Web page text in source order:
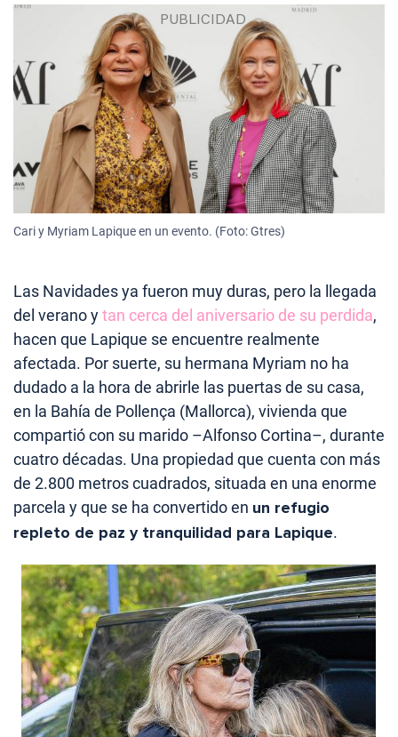
Cari y Myriam Lapique en un evento. (Foto: Gtres)
Las Navidades ya fueron muy duras, pero la llegada
del verano ytan cerca del aniversario de su perdida,
hacen que Lapique se encuentre realmente
afectada. Por suerte, su hermana Myriam no ha
dudado a la hora de abrirle las puertas de su casa,
en la Bahía de Pollença (Mallorca), vivienda que
compartió con su marido –Alfonso Cortina–, durante
cuatro décadas. Una propiedad que cuenta con más
de 2.800 metros cuadrados, situada en una enorme
parcela y que se ha convertido en un refugio
repleto de paz y tranquilidad para Lapique.